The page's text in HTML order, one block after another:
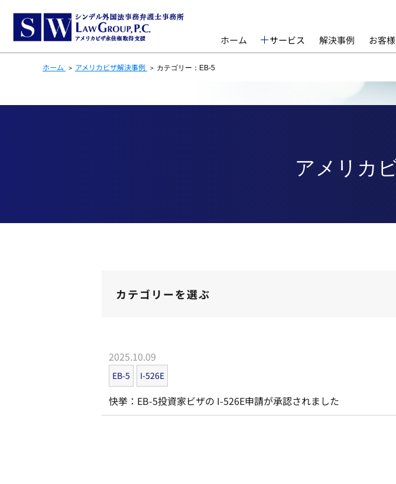
ホーム サービス 解決事例 お客
ホーム アメリカビザ解決事例 カテゴリー：EB-5
アメリカ
カテゴリーを選ぶ
2025.10.09
EB-5 I-526E
快挙：EB-5投資家ビザの I-526E申請が承認されました